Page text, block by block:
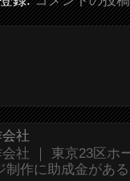
社
社 ｜ 東京23区ホ
制作に助成金があ